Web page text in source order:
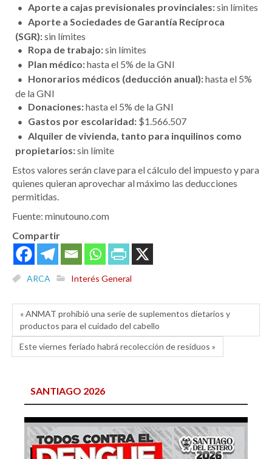
Aporte a cajas previsionales provinciales:sin límites
Aporte a Sociedades de Garantía Recíproca
(SGR):sin límites
Ropa de trabajo:sin límites
Plan médico:hasta el 5% de la GNI
Honorarios médicos (deducción anual):hasta el 5%
de la GNI
Donaciones:hasta el 5% de la GNI
Gastos por escolaridad: $1.566.507
Alquiler de vivienda, tanto para inquilinos como
propietarios:sin límite
Estos valores serán clave para el cálculo del impuesto y para
quienes quieran aprovechar al máximo las deducciones
permitidas.
Fuente: minutouno.com
Compartir
ARCA Interés General
« ANMAT prohibió una serie de suplementos dietarios y
productos para el cuidado del cabello
Este viernes feriado habrá recolección de residuos »
SANTIAGO 2026